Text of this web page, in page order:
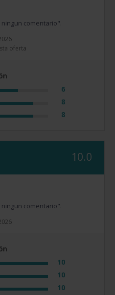
comentario".
oferta
6
8
8
10.0
comentario".
10
10
10